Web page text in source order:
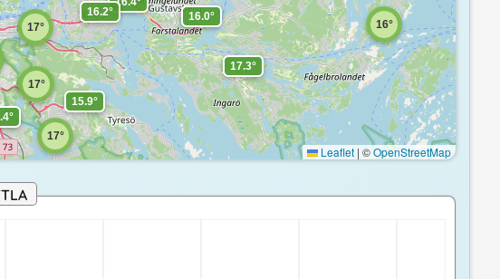
17.3°
16.0°
16°
17.2°
16.2°
17°
17°
16.2°
15.9°
17°
Leaflet | ©OpenStreetMap